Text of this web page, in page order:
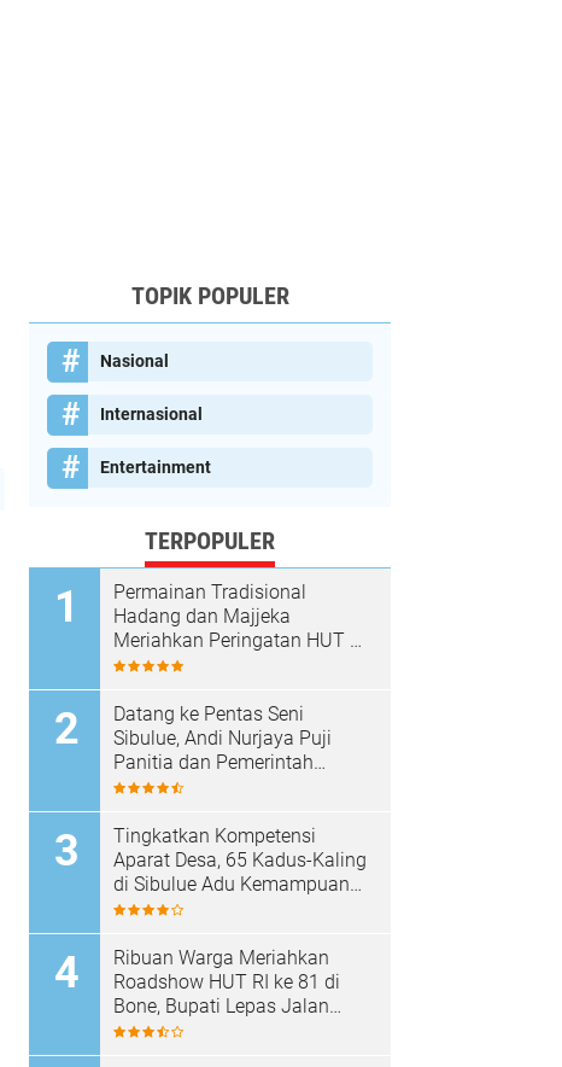
TOPIK POPULER
Nasional
Internasional
Entertainment
TERPOPULER
Permainan Tradisional
Hadang dan Majjeka
Meriahkan Peringatan HUT RI
di Sibulue
Datang ke Pentas Seni
Sibulue, Andi Nurjaya Puji
Panitia dan Pemerintah
Kecamatan
Tingkatkan Kompetensi
Aparat Desa, 65 Kadus-Kaling
di Sibulue Adu Kemampuan
Berpidato
Ribuan Warga Meriahkan
Roadshow HUT RI ke 81 di
Bone, Bupati Lepas Jalan
Santai